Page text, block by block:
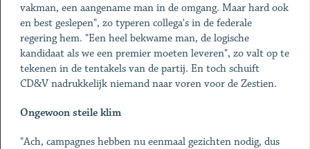
vakman, een aangename man in de omgang. Maar hard ook
en best geslepen", zo typeren collega's in de federale
regering hem. "Een heel bekwame man, de logische
kandidaat als we een premier moeten leveren", zo valt op te
tekenen in de tentakels van de partij. En toch schuift
CD&V nadrukkelijk niemand naar voren voor de Zestien.
Ongewoon steile klim
"Ach, campagnes hebben nu eenmaal gezichten nodig, dus